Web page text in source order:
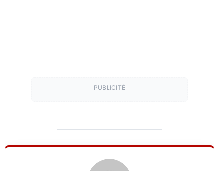
PUBLICITÉ